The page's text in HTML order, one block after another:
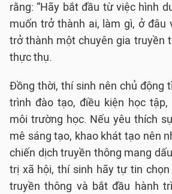
rằng: “Hãy bắt đầu từ việc hình
muốn trở thành ai, làm gì, ở đâu
trở thành một chuyên gia truyền
thực thụ.
Đồng thời, thí sinh nên chủ động
trình đào tạo, điều kiện học
môi trường học. Nếu yêu thích
mê sáng tạo, khao khát tạo nên
chiến dịch truyền thông mang
trị xã hội, thí sinh hãy tự tin chọn
truyền thông và bắt đầu hành